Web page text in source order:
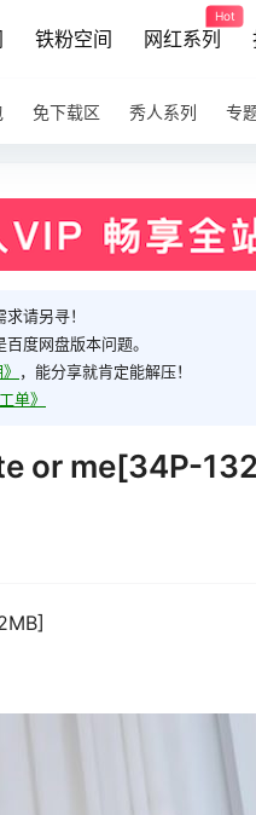
铁粉空间 网红系列
Hot
免下载区 秀人系列 专
请另寻！
度网盘版本问题。
，能分享就肯定能解压！
单》
or me[34P-